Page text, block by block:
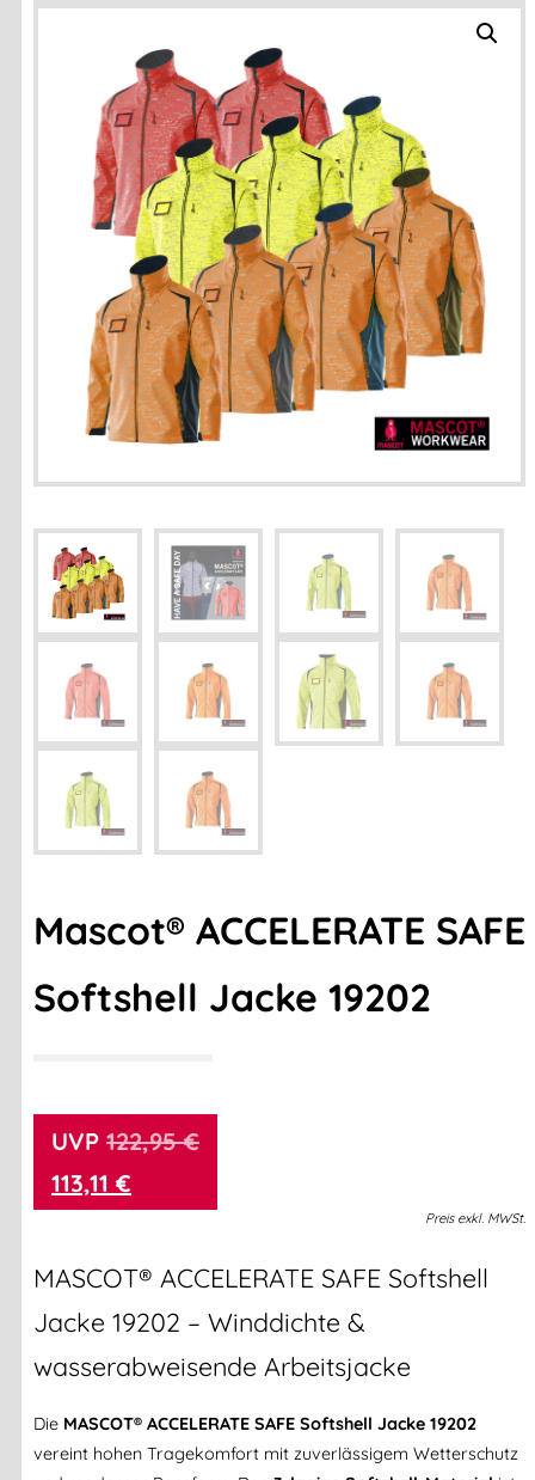
Mascot® ACCELERATE SAFE
Softshell Jacke 19202
122,95€
113,11 €
Preis exkl. MWSt.
MASCOT® ACCELERATE SAFE Softshell
Jacke 19202 – Winddichte &
wasserabweisende Arbeitsjacke
Die MASCOT® ACCELERATE SAFE Softshell Jacke 19202
vereint hohen Tragekomfort mit zuverlässigem Wetterschutz